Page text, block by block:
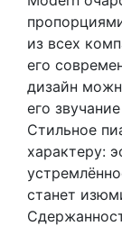
из всех
его
дизайн
его
Стильное
характеру:
станет